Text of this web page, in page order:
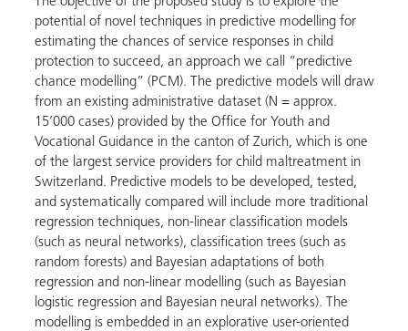
potential of novel techniques in predictive modelling for
estimating the chances of service responses in child
protection to succeed, an approach we call “predictive
chance modelling” (PCM). The predictive models will draw
from an existing administrative dataset (N = approx.
15’000 cases) provided by the Office for Youth and
Vocational Guidance in the canton of Zurich, which is one
of the largest service providers for child maltreatment in
Switzerland. Predictive models to be developed, tested,
and systematically compared will include more traditional
regression techniques, non-linear classification models
(such as neural networks), classification trees (such as
random forests) and Bayesian adaptations of both
regression and non-linear modelling (such as Bayesian
logistic regression and Bayesian neural networks). The
modelling is embedded in an explorative user-oriented